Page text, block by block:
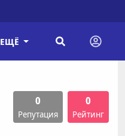
ЕЩЁ
0
Репутация
0
Рейтинг